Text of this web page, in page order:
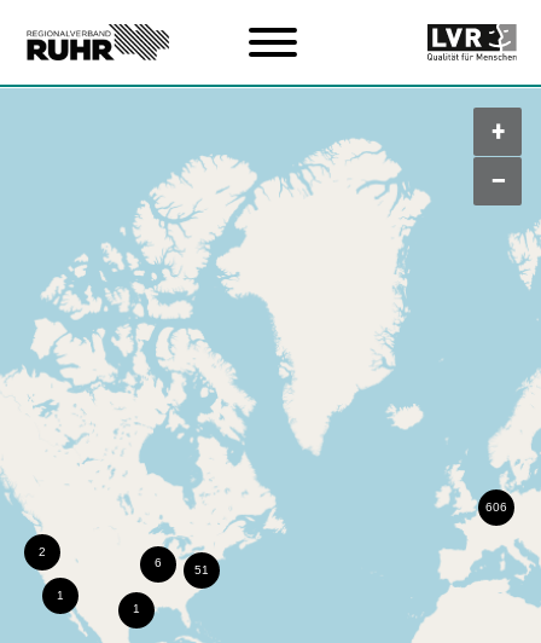
+
–